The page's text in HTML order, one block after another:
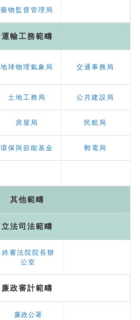
藥物監督管理局
運輸工務範疇
地球物理氣象局 交通事務局
土地工務局 公共建設局
房屋局 民航局
環保與節能基金 郵電局
其他範疇
立法司法範疇
終審法院院長辦
公室
廉政審計範疇
廉政公署